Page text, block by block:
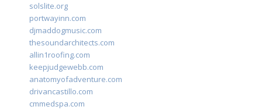
solslite.org
portwayinn.com
djmaddogmusic.com
thesoundarchitects.com
allin1roofing.com
keepjudgewebb.com
anatomyofadventure.com
drivancastillo.com
cmmedspa.com